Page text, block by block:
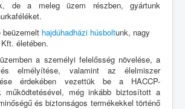
de a meleg üzem részben, gyártunk
beüzemelt hajdúhadházi húsboltunk, nagy
életében.
a személyi felelősség növelése, a
elmélyítése, valamint az élelmiszer
érdekében vezettük be a HACCP-
működtetésével, még inkább biztosított a
és biztonságos termékekkel történő